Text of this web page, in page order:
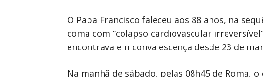
O Papa Francisco faleceu aos 88 anos, na
coma com “colapso cardiovascular
encontrava em convalescença desde 23 de
Na manhã de sábado, pelas 08h45 de Roma,